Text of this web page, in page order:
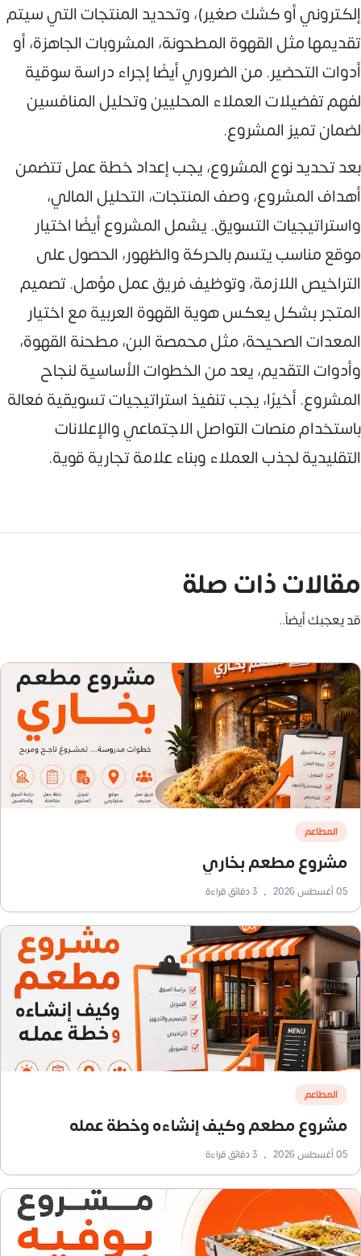
إلكتروني أو كشك صغير)، وتحديد المنتجات التي سيتم
تقديمها مثل القهوة المطحونة، المشروبات الجاهزة، أو
أدوات التحضير. من الضروري أيضًا إجراء دراسة سوقية
لفهم تفضيلات العملاء المحليين وتحليل المنافسين
لضمان تميز المشروع.
بعد تحديد نوع المشروع، يجب إعداد خطة عمل تتضمن
أهداف المشروع، وصف المنتجات، التحليل المالي،
واستراتيجيات التسويق. يشمل المشروع أيضًا اختيار
موقع مناسب يتسم بالحركة والظهور، الحصول على
التراخيص اللازمة، وتوظيف فريق عمل مؤهل. تصميم
المتجر بشكل يعكس هوية القهوة العربية مع اختيار
المعدات الصحيحة، مثل محمصة البن، مطحنة القهوة،
وأدوات التقديم، يعد من الخطوات الأساسية لنجاح
المشروع. أخيرًا، يجب تنفيذ استراتيجيات تسويقية فعالة
باستخدام منصات التواصل الاجتماعي والإعلانات
التقليدية لجذب العملاء وبناء علامة تجارية قوية.
مقالات ذات صلة
قد يعجبك أيضاً..
المطاعم
مشروع مطعم بخاري
05 أغسطس 2026 •
3دقائق قراءة
المطاعم
مشروع مطعم وكيف إنشاءه وخطة عمله
05 أغسطس 2026 •
3دقائق قراءة